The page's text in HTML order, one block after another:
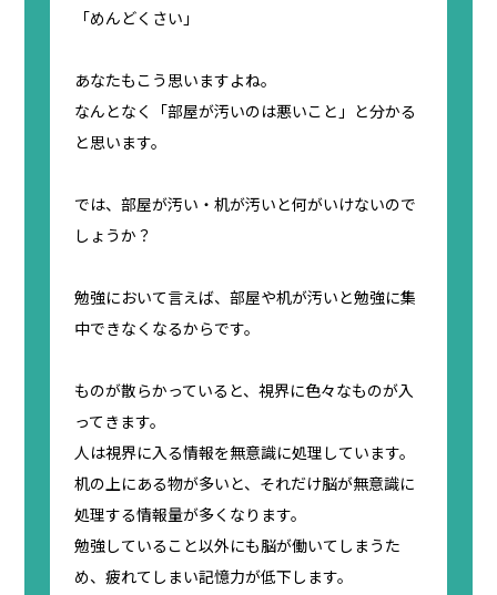
「めんどくさい」
あなたもこう思いますよね。
なんとなく「部屋が汚いのは悪いこと」と分かる
と思います。
では、部屋が汚い・机が汚いと何がいけないので
しょうか？
勉強において言えば、部屋や机が汚いと勉強に集
中できなくなるからです。
ものが散らかっていると、視界に色々なものが入
ってきます。
人は視界に入る情報を無意識に処理しています。
机の上にある物が多いと、それだけ脳が無意識に
処理する情報量が多くなります。
勉強していること以外にも脳が働いてしまうた
め、疲れてしまい記憶力が低下します。